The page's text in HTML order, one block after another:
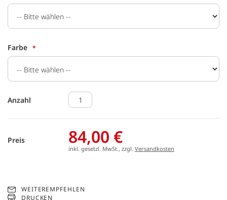
Farbe
Anzahl
Preis 84,00 €
inkl. gesetzl. MwSt., zzgl. Versandkosten
WEITEREMPFEHLEN
DRUCKEN